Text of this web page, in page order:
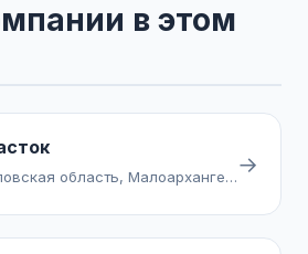
в этом
📍 Россия, Орловская область, Малоархангельск→